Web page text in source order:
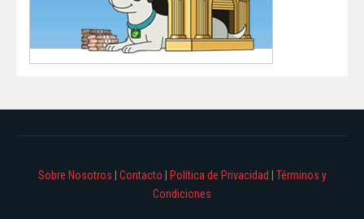
Sobre Nosotros Contacto Política de Privacidad
Términos y
Condiciones